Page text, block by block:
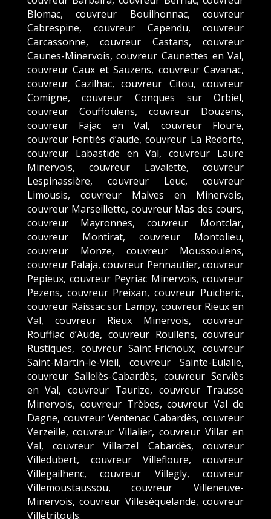
Blomac, couvreur Bouilhonnac, couvreur
Cabrespine, couvreur Capendu, couvreur
Carcassonne, couvreur Castans, couvreur
Caunes-Minervois, couvreur Caunettes en Val,
couvreur Caux et Sauzens, couvreur Cavanac,
couvreur Cazilhac, couvreur Citou, couvreur
Comigne, couvreur Conques sur Orbiel,
couvreur Couffoulens, couvreur Douzens,
couvreur Fajac en Val, couvreur Floure,
couvreur Fontiès d’aude, couvreur La Redorte,
couvreur Labastide en Val, couvreur Laure
Minervois, couvreur Lavalette, couvreur
Lespinassière, couvreur Leuc, couvreur
Limousis, couvreur Malves en Minervois,
couvreur Marseillette, couvreur Mas des cours,
couvreur Mayronnes, couvreur Montclar,
couvreur Montirat, couvreur Montolieu,
couvreur Monze, couvreur Moussoulens,
couvreur Palaja, couvreur Pennautier, couvreur
Pepieux, couvreur Peyriac Minervois, couvreur
Pezens, couvreur Preixan, couvreur Puicheric,
couvreur Raissac sur Lampy, couvreur Rieux en
Val, couvreur Rieux Minervois, couvreur
Rouffiac d’Aude, couvreur Roullens, couvreur
Rustiques, couvreur Saint-Frichoux, couvreur
Saint-Martin-le-Vieil, couvreur Sainte-Eulalie,
couvreur Sallelès-Cabardès, couvreur Serviès
en Val, couvreur Taurize, couvreur Trausse
Minervois, couvreur Trèbes, couvreur Val de
Dagne, couvreur Ventenac Cabardès, couvreur
Verzeille, couvreur Villalier, couvreur Villar en
Val, couvreur Villarzel Cabardès, couvreur
Villedubert, couvreur Villefloure, couvreur
Villegailhenc, couvreur Villegly, couvreur
Villemoustaussou, couvreur Villeneuve-
Minervois, couvreur Villesèquelande, couvreur
Villetritouls.